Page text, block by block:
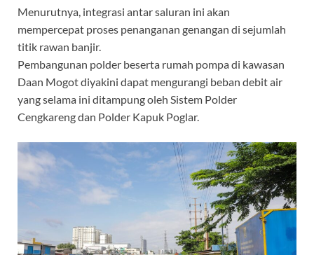
Menurutnya, integrasi antar saluran ini akan
mempercepat proses penanganan genangan di sejumlah
titik rawan banjir.
Pembangunan polder beserta rumah pompa di kawasan
Daan Mogot diyakini dapat mengurangi beban debit air
yang selama ini ditampung oleh Sistem Polder
Cengkareng dan Polder Kapuk Poglar.